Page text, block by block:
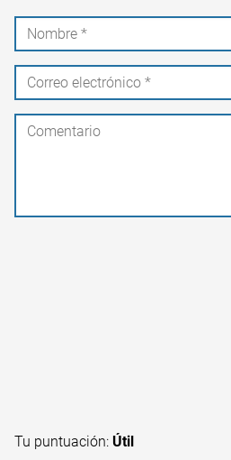
Tu puntuación: Útil